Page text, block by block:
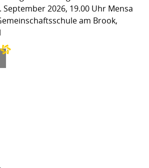
September 2026, 19.00 Uhr Mensa
am Brook,